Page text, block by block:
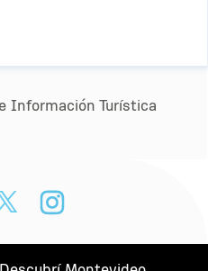
Información Turística